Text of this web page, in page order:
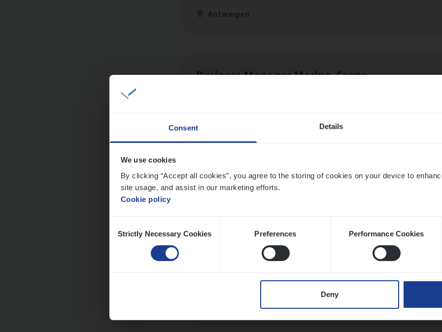
Consent Details
We use cookies
By clicking “Accept all cookies”, you agree to the storing of cookies on your device to
site usage, and assist in our marketing efforts.
Cookie policy
Selection
Strictly Necessary Cookies Preferences Performance Cookies
Deny
Antwerpen
Busi­ness Mana­ger Mari­ne Cargo
Client Exe­cu­ti­ve Marine
Insurance Operations
Insurance Operations
Antwerpen en Hasselt